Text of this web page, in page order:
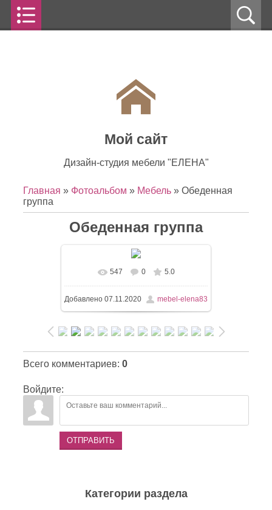
Мой сайт
Дизайн-студия мебели "ЕЛЕНА"
Главная » Фотоальбом » Мебель » Обеденная
группа
Обеденная группа
547 0 5.0
Добавлено 07.11.2020 mebel-elena83
Всего комментариев: 0
Войдите:
ОТПРАВИТЬ
Категории раздела